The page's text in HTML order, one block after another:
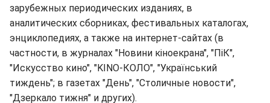
зарубежных периодических изданиях, в
аналитических сборниках, фестивальных каталогах,
энциклопедиях, а также на интернет-сайтах (в
частности, в журналах "Новини кіноекрана", "ПіК",
"Искусство кино", "KINO-КОЛО", "Український
тиждень"; в газетах "День", "Столичные новости",
"Дзеркало тижня" и других).